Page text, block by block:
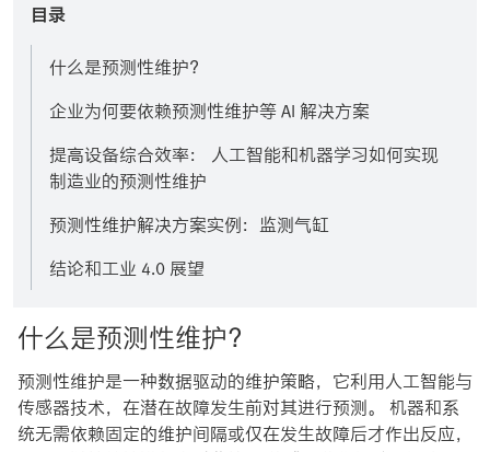
目录
什么是预测性维护？
企业为何要依赖预测性维护等 AI 解决方案
提高设备综合效率： 人工智能和机器学习如何实现
制造业的预测性维护
预测性维护解决方案实例：监测气缸
结论和工业 4.0 展望
什么是预测性维护？
预测性维护是一种数据驱动的维护策略，它利用人工智能与
传感器技术，在潜在故障发生前对其进行预测。 机器和系
统无需依赖固定的维护间隔或仅在发生故障后才作出反应，